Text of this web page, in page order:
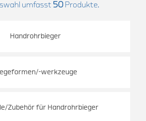
umfasst 50 Produkte.
Handrohrbieger
werkzeuge
Zubehör für Handrohrbieger